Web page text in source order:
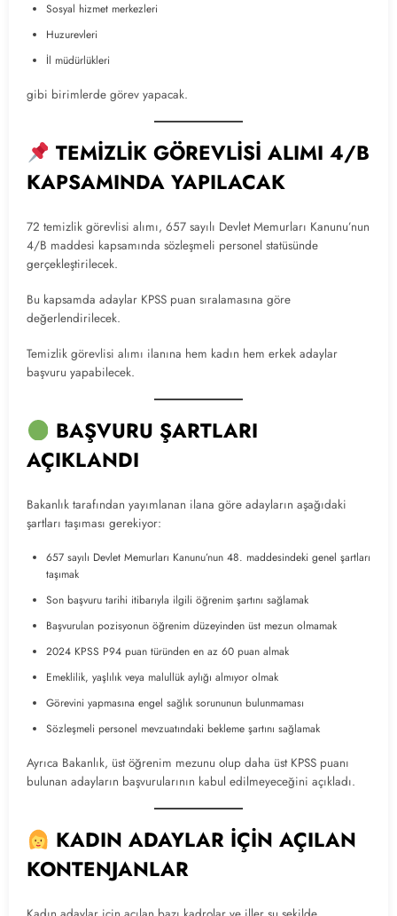
Sosyal hizmet merkezleri
Huzurevleri
İl müdürlükleri
gibi birimlerde görev yapacak.
TEMİZLİK GÖREVLİSİ ALIMI 4/B
KAPSAMINDA YAPILACAK
72 temizlik görevlisi alımı, 657 sayılı Devlet Memurları Kanunu’nun
4/B maddesi kapsamında sözleşmeli personel statüsünde
gerçekleştirilecek.
Bu kapsamda adaylar KPSS puan sıralamasına göre
değerlendirilecek.
Temizlik görevlisi alımı ilanına hem kadın hem erkek adaylar
başvuru yapabilecek.
BAŞVURU ŞARTLARI
AÇIKLANDI
Bakanlık tarafından yayımlanan ilana göre adayların aşağıdaki
şartları taşıması gerekiyor:
657 sayılı Devlet Memurları Kanunu’nun 48. maddesindeki genel şartları
taşımak
Son başvuru tarihi itibarıyla ilgili öğrenim şartını sağlamak
Başvurulan pozisyonun öğrenim düzeyinden üst mezun olmamak
2024 KPSS P94 puan türünden en az 60 puan almak
Emeklilik, yaşlılık veya malullük aylığı almıyor olmak
Görevini yapmasına engel sağlık sorununun bulunmaması
Sözleşmeli personel mevzuatındaki bekleme şartını sağlamak
Ayrıca Bakanlık, üst öğrenim mezunu olup daha üst KPSS puanı
bulunan adayların başvurularının kabul edilmeyeceğini açıkladı.
KADIN ADAYLAR İÇİN AÇILAN
KONTENJANLAR